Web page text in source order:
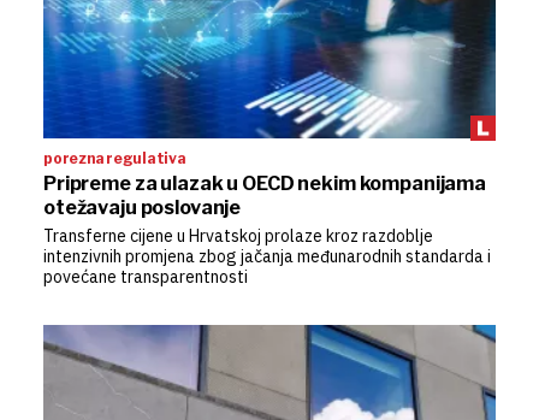
porezna regulativa
Pripreme za ulazak u OECD nekim kompanijama
otežavaju poslovanje
Transferne cijene u Hrvatskoj prolaze kroz razdoblje
intenzivnih promjena zbog jačanja međunarodnih standarda i
povećane transparentnosti